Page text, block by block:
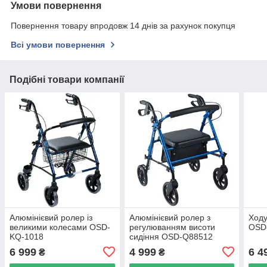
Умови повернення
Повернення товару впродовж 14 днів за рахунок покупця
Всі умови повернення
Подібні товари компанії
Алюмінієвий ролер із
великими колесами OSD-
KQ-1018
6 999 ₴
Алюмінієвий ролер з
регулюванням висоти
сидіння OSD-Q88512
4 999₴ 6